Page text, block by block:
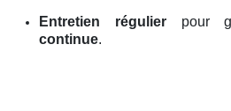
Entretien régulierpour
continue.